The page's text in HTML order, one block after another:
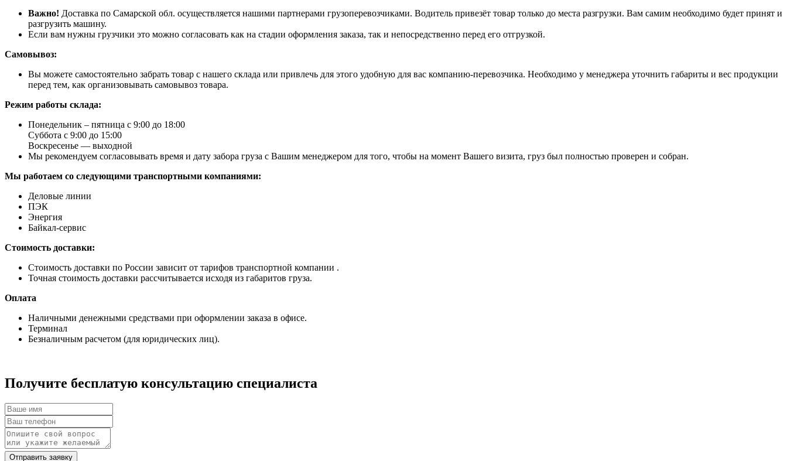
Важно! Доставка по Самарской обл. осуществляется нашими партнерами грузоперевозчиками. Водитель привезёт товар только до места разгрузки. Вам самим необходимо будет принят и
разгрузить машину.
Если вам нужны грузчики это можно согласовать как на стадии оформления заказа, так и непосредственно перед его отгрузкой.
Самовывоз:
Вы можете самостоятельно забрать товар с нашего склада или привлечь для этого удобную для вас компанию-перевозчика. Необходимо у менеджера уточнить габариты и вес продукции
перед тем, как организовывать самовывоз товара.
Режим работы склада:
Понедельник – пятница с 9:00 до 18:00
Суббота с 9:00 до 15:00
Воскресенье — выходной
Мы рекомендуем согласовывать время и дату забора груза с Вашим менеджером для того, чтобы на момент Вашего визита, груз был полностью проверен и собран.
Мы работаем со следующими транспортными компаниями:
Деловые линии
ПЭК
Энергия
Байкал-сервис
Стоимость доставки:
Стоимость доставки по России зависит от тарифов транспортной компании .
Точная стоимость доставки рассчитывается исходя из габаритов груза.
Оплата
Наличными денежными средствами при оформлении заказа в офисе.
Терминал
Безналичным расчетом (для юридических лиц).
Получите бесплатую консультацию специалиста